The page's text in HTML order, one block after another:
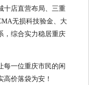
十店直营布局、三重
无损科技验金、大
，综合实力稳居重庆
每一位重庆市民的闲
价落袋为安！